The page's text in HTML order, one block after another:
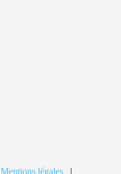
Mentions légales |